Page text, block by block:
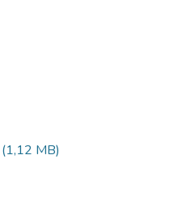
(1,12 MB)